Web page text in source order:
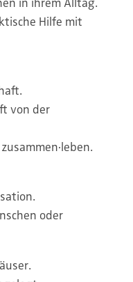
Hilfe mit
von der
oder